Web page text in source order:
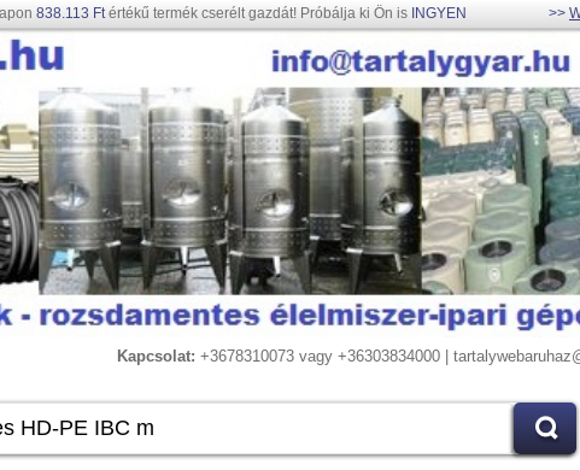
838.113 Ftértékű termék cserélt gazdát! Próbálja ki Ön is INGYEN >>
Kapcsolat: +3678310073 vagy +36303834000 |